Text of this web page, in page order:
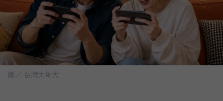
圖／ 台灣大哥大